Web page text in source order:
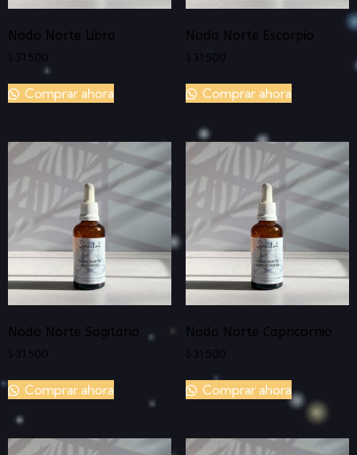
Nodo Norte Libra
$ 31.500
Comprar ahora
Nodo Norte Escorpio
$ 31.500
Comprar ahora
Nodo Norte Sagitario
$ 31.500
Comprar ahora
Nodo Norte Capricornio
$ 31.500
Comprar ahora